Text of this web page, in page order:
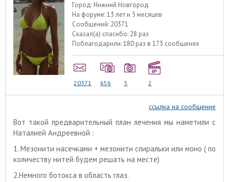
Город: Нижний Новгород
На форуме:13 лет и 5 месяцев
Сообщений: 20371
Сказал(а) спасибо: 28 раз
Поблагодарили:180 раз в 173 сообщенях
20371 656 5 2
ссылка на сообщение
Вот такой предварительный план лечения мы наметили с
Наталией Андреевной :
1. Мезонити насечками + мезонити спиральки или моно ( по
количеству нитей будем решать на месте)
2.Немного ботокса в область глаз.